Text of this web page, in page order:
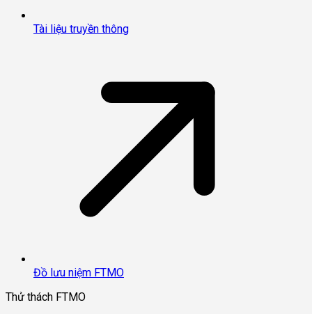
Tài liệu truyền thông
Đồ lưu niệm FTMO
Thử thách FTMO